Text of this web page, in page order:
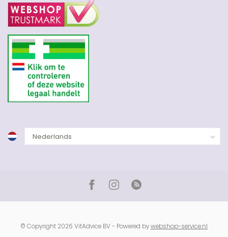
© Copyright 2026 VitAdvice BV - Powered bywebshop-service.nl